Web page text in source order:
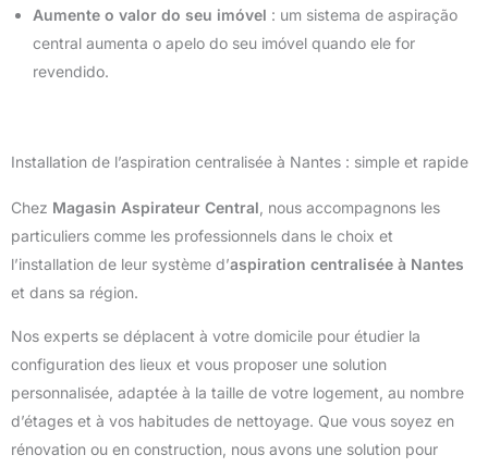
Aumente o valor do seu imóvel : um sistema de aspiração
central aumenta o apelo do seu imóvel quando ele for
revendido.
Installation de l’aspiration centralisée à Nantes : simple et rapide
Chez Magasin Aspirateur Central , nous accompagnons les
particuliers comme les professionnels dans le choix et
l’installation de leur système d’aspiration centralisée à Nantes
et dans sa région.
Nos experts se déplacent à votre domicile pour étudier la
configuration des lieux et vous proposer une solution
personnalisée, adaptée à la taille de votre logement, au nombre
d’étages et à vos habitudes de nettoyage. Que vous soyez en
rénovation ou en construction, nous avons une solution pour